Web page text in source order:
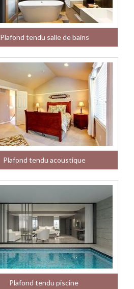
Plafond tendu salle de bains
Plafond tendu acoustique
Plafond tendu piscine